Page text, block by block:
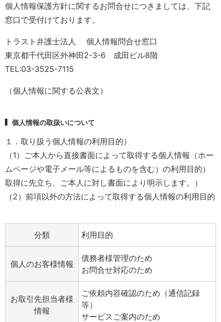
個人情報保護方針に関するお問合せにつきましては、下記
窓口で受付けております。
トラスト弁護士法人 個人情報問合せ窓口
東京都千代田区外神田2-3-6 成田ビル8階
TEL:03-3525-7115
（個人情報に関する公表文）
個人情報の取扱いについて
１．取り扱う個人情報の利用目的）
（1）ご本人から直接書面によって取得する個人情報（ホー
ムページや電子メール等によるものを含む）の利用目的）
取得に先立ち、ご本人に対し書面により明示します。）
（2）前項以外の方法によって取得する個人情報の利用目的
分類 利用目的
個人のお客様情報
債務者様管理のため
お問合せ対応のため
お取引先担当者様
情報
ご依頼内容確認のため（通信記録
等）
サービスご案内のため